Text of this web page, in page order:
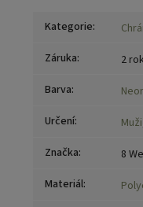
Kategorie:
Záruka:
2
Barva:
Určení: Muži
Značka:
8
Materiál: